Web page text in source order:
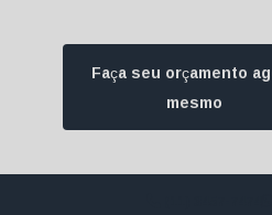
Faça seu orçamento
mesmo